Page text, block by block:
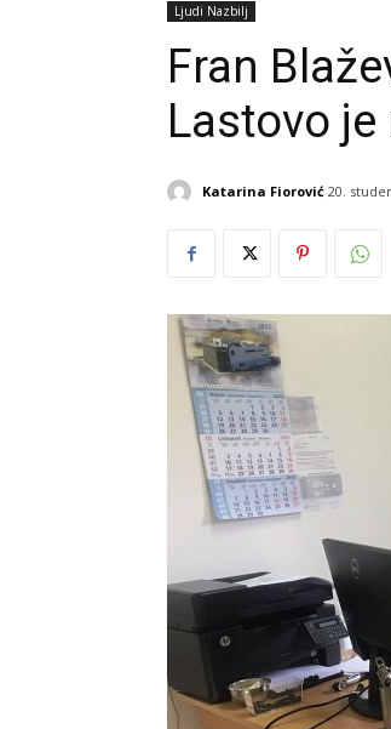
Ljudi Nazbilj
Fran
Lastovo
Katarina Fiorović 20.